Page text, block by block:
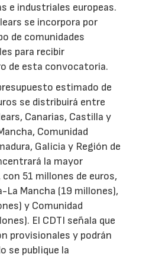
e industriales europeas.
se incorpora por
de comunidades
para recibir
de esta convocatoria.
estimado de
se distribuirá entre
Canarias, Castilla y
Comunidad
Galicia y Región de
la mayor
51 millones de euros,
La Mancha (19 millones),
y Comunidad
El CDTI señala que
provisionales y podrán
se publique la